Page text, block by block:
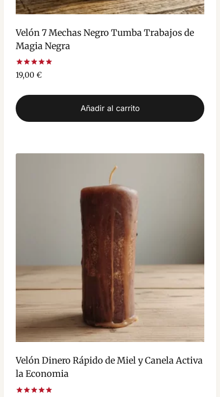
Velón 7 Mechas Negro Tumba Trabajos de
Magia Negra
Valorado
con
de 5
19,00 €
Añadir al carrito
Velón Dinero Rápido de Miel y Canela Activa
la Economia